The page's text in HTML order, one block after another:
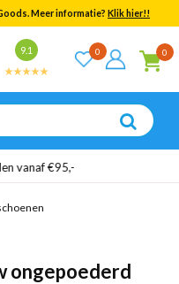
Meer informatie? Klik hier!!
9.1 0 0
vanaf €95,-
ongepoederd